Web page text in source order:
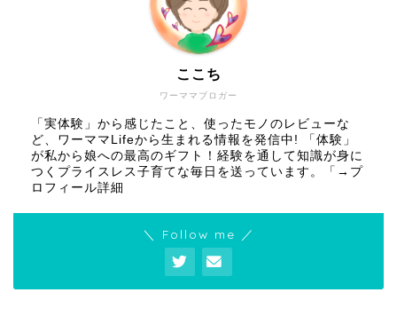
ワーママブロガー
ここち
「実体験」から感じたこと、使ったモノのレビューな
ど、ワーママLifeから生まれる情報を発信中! 「体験」
が私から娘への最高のギフト！経験を通して知識が身に
つくプライスレス子育てな毎日を送っています。「 →プ
ロフィール詳細
＼ Follow me ／